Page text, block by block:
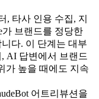
, 타사 인용 수집, 지
가 브랜드를 정당한
다. 이 단계는 대부
AI 답변에서 브랜드
가 높을 때에도 지속
어트리뷰션을